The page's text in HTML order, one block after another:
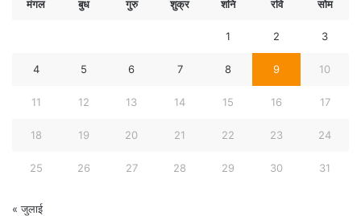
मंगल बुध गुरु शुक्र शनि रवि सोम
1 2 3
4 5 6 7 8 9 10
11 12 13 14 15 16 17
18 19 20 21 22 23 24
25 26 27 28 29 30 31
« जुलाई